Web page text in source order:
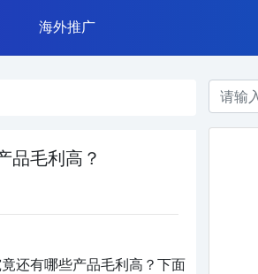
海外推广
品毛利高？
还有哪些产品毛利高？下面